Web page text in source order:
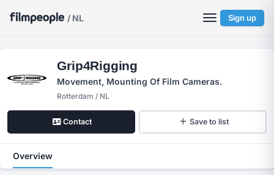
/ NL Sign up
Grip4Rigging
Movement, Mounting Of Film Cameras.
Rotterdam / NL
Contact Save to list
Overview